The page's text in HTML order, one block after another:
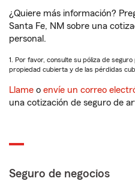
¿Quiere más información?
Santa Fe, NM sobre una
personal.
1. Por favor, consulte su póliza de
propiedad cubierta y de las pérdidas
Llame o envíe un correo
una cotización de seguro de
Seguro de negocios